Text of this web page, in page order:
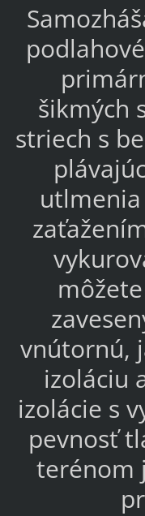
šikmých
striech s
vnútornú,
izoláciu
izolácie s
pevnosť
terénom